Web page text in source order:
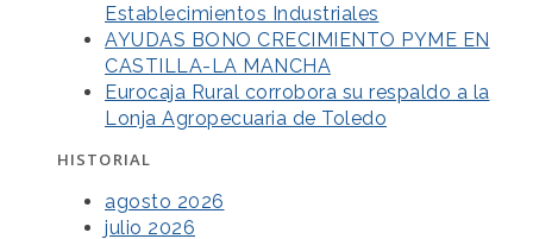
Establecimientos Industriales
AYUDAS BONO CRECIMIENTO PYME EN
CASTILLA-LA MANCHA
Eurocaja Rural corrobora su respaldo a la
Lonja Agropecuaria de Toledo
HISTORIAL
agosto 2026
julio 2026